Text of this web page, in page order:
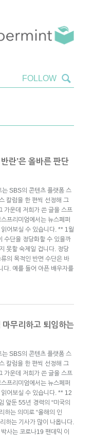
란’은 올바른 판단
SBS의 콘텐츠 플랫폼 스
칼럼을 한 편씩 선정해 그
가운데 저희가 쓴 글을 스프
프리미엄에서는 뉴스페퍼
어보실 수 있습니다. ** 1월
수단을 정당화할 수 있을까
못할 숙제일 겁니다. 정당
의 목적인 반면 수단은 바
다. 예를 들어 아픈 배우자를
무리하고 퇴임하는
SBS의 콘텐츠 플랫폼 스
칼럼을 한 편씩 선정해 그
가운데 저희가 쓴 글을 스프
프리미엄에서는 뉴스페퍼
어보실 수 있습니다. ** 12
앞둔 55년 경력의 “미국의
하는 의미로 “올해의 인
하는 기사가 많이 나옵니다.
사는 코로나19 팬데믹 이